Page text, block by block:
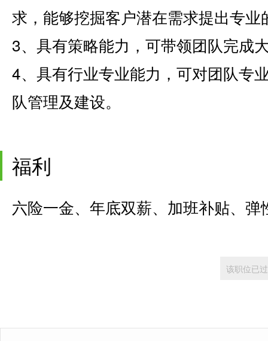
求，能够挖掘客户潜在需求提出专业
3、具有策略能力，可带领团队完成
4、具有行业专业能力，可对团队专
队管理及建设。
福利
六险一金、年底双薪、加班补贴、
该职位已